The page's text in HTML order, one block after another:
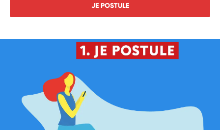
JE POSTULE